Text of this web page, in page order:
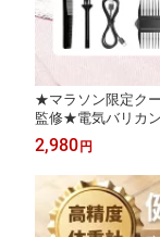
★マラソン限定ク
監修★電気バリカ
メント 低騒音 ロッ
コードレス バリカ
ト
2,980円